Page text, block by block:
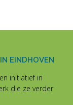
EINDHOVEN
initiatief in
die ze verder